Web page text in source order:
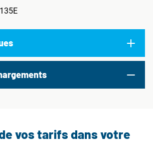
vos tarifs dans votre